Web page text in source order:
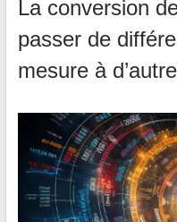
La conversion
passer de
mesure à